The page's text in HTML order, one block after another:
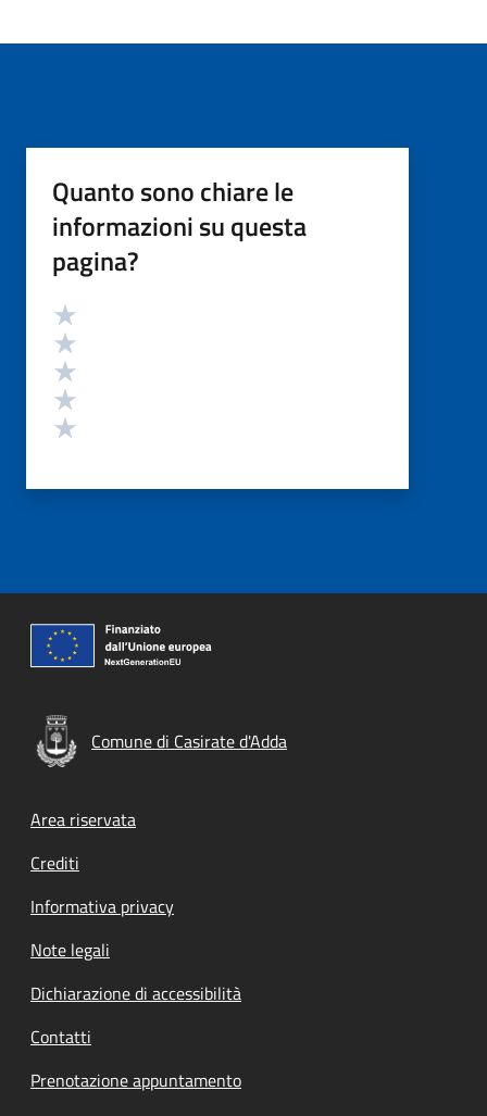
Quanto sono chiare le
informazioni su questa
pagina?
Valutazione
Comune di Casirate d'Adda
Footer menu
Area riservata
Crediti
Informativa privacy
Note legali
Dichiarazione di accessibilità
Contatti
Prenotazione appuntamento